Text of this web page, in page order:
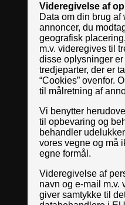
Videregivelse af
Data om din brug af
annoncer, du
geografisk
m.v. videregives til
disse oplysninger
tredjeparter, der er
“Cookies” ovenfor.
til målretning af
Vi benytter
til opbevaring og
behandler
vores vegne og må
egne formål.
Videregivelse af
navn og e-mail m.v.
giver samtykke til